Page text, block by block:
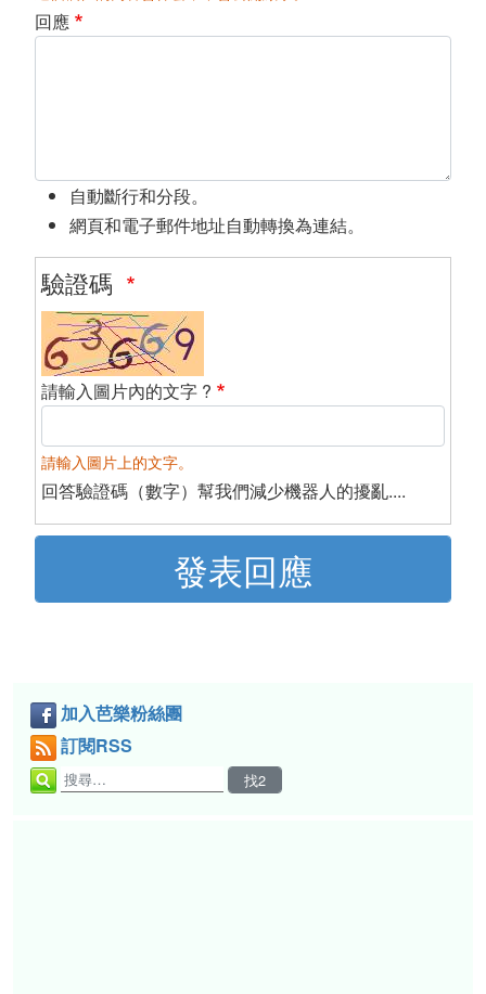
回應
自動斷行和分段。
網頁和電子郵件地址自動轉換為連結。
驗證碼
請輸入圖片內的文字 ?
請輸入圖片上的文字。
回答驗證碼（數字）幫我們減少機器人的擾亂....
加入芭樂粉絲團
訂閱RSS